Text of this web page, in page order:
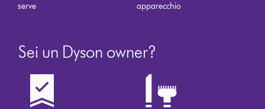
serve
apparecchio
Sei un Dyson owner?